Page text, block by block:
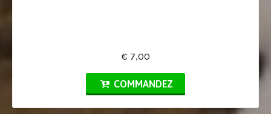
€ 7,00
COMMANDEZ